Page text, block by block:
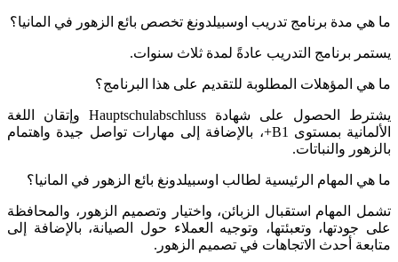
ما هي مدة برنامج تدريب اوسبيلدونغ تخصص بائع الزهور في المانيا؟
يستمر برنامج التدريب عادةً لمدة ثلاث سنوات.
ما هي المؤهلات المطلوبة للتقديم على هذا البرنامج؟
يشترط الحصول على شهادة Hauptschulabschluss وإتقان اللغة
الألمانية بمستوى B1+، بالإضافة إلى مهارات تواصل جيدة واهتمام
بالزهور والنباتات.
ما هي المهام الرئيسية لطالب اوسبيلدونغ بائع الزهور في المانيا؟
تشمل المهام استقبال الزبائن، واختيار وتصميم الزهور، والمحافظة
على جودتها، وتعبئتها، وتوجيه العملاء حول الصيانة، بالإضافة إلى
متابعة أحدث الاتجاهات في تصميم الزهور.